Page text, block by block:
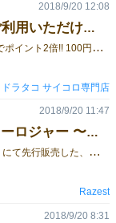
1ポイント1円としてご利用いただけるポイント始めました。
◆
ポイント開始記念◆9月末までポイント2倍!! 100円で2ポイント！ ※9月末まで通常の2倍、商品価格100円毎に2ポイントとなります!! ※ポイントをご利用いただくには会員登録が必要です。 ※会員登録をすると初回登録ポイントとして100ポイントが付与されます。 ※必ずご注文画面でログインをしてお買い求めください。 ※商品価格100円毎に1ポイントが付与されます。 ※1ポイント1円としてご利用いただけます。 ※既に会員登録をされているお客様には初回登録ポイント（100ポイント）を付与済みです。 ※いままでの合計お買上げ金額が大台を突破されているお客様は突破具合に応じて別途付与済みです。 ※保有ポイントは「マイアカウント」でご確認いただけます。 ◆パソコン版 パソコン用会員登録ページはこちら ◆スマートフォン版 スマートフォン用会員登録ページはこちら ドラタコ
2018/9/20 12:08
ドラタコ サイコロ専門店
ボードゲーム『ジョリーロジャー 〜大海の覇権〜』をAmazonにて販売開始！！
「
ゲームマーケット2018大阪」にて先行販売した、競り×デッキ構築型ボードゲーム『ジョリーロジャー 〜大海の覇権〜』を通販サイトAmazonにて販売開始しました。 なお、本作品は、模型玩具の販売を行うイエローサブマリン全国 23 店舗（一部店舗を除く）とインターネットショッピングサイト「イエローサブマリンONLINE FLAGSHOP」での販売も行っております。 ▼購入ページ Amazon | ジョリーロジャー 〜大海の覇権〜 イエローサブマリンONLINEFLAGSHOP | JOLLY ROGER（ジョリーロジャー） 〜大海の覇権〜 ▼ゲーム詳細 ジョリーロジャー 〜大海の覇権〜
2018/9/20 11:47
Razest
2018/9/20 8:31